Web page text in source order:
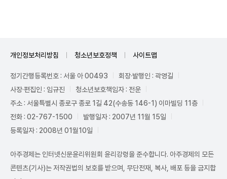
개인정보처리방침 청소년보호정책 사이트맵
정기간행등록번호 : 서울 아 00493
회장·발행인 : 곽영길
사장·편집인 : 임규진
청소년보호책임자 : 전운
주소 : 서울특별시 종로구 종로 1길 42(수송동 146-1) 이마빌딩 11층
전화 : 02-767-1500
발행일자 : 2007년 11월 15일
등록일자 : 2008년 01월10일
아주경제는 인터넷신문윤리위원회 윤리강령을 준수합니다. 아주경제의 모든
콘텐츠(기사)는 저작권법의 보호를 받으며, 무단전재, 복사, 배포 등을 금지합